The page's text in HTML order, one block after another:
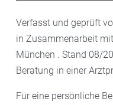
Verfasst und geprüft
in Zusammenarbeit
München . Stand 08/
Beratung in einer
Für eine persönliche